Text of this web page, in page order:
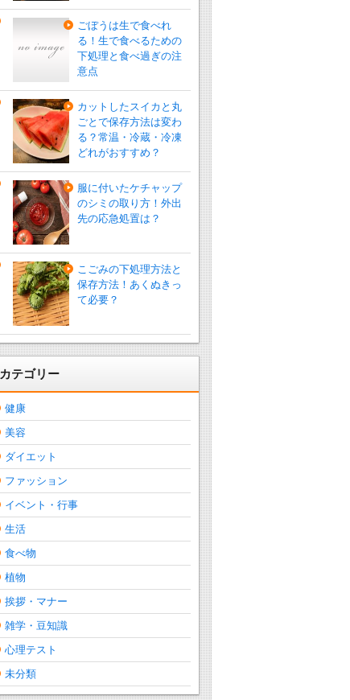
ごぼうは生で食べれ
る！生で食べるための
下処理と食べ過ぎの注
意点
カットしたスイカと丸
ごとで保存方法は変わ
る？常温・冷蔵・冷凍
どれがおすすめ？
服に付いたケチャップ
のシミの取り方！外出
先の応急処置は？
こごみの下処理方法と
保存方法！あくぬきっ
て必要？
カテゴリー
健康
美容
ダイエット
ファッション
イベント・行事
生活
食べ物
植物
挨拶・マナー
雑学・豆知識
心理テスト
未分類